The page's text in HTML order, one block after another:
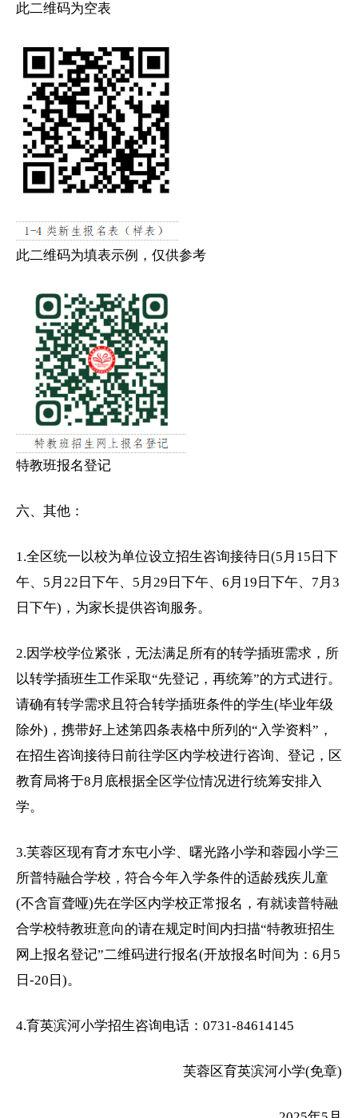
此二维码为空表
此二维码为填表示例，仅供参考
特教班报名登记
六、其他：
1.全区统一以校为单位设立招生咨询接待日(5月15日下
午、5月22日下午、5月29日下午、6月19日下午、7月3
日下午)，为家长提供咨询服务。
2.因学校学位紧张，无法满足所有的转学插班需求，所
以转学插班生工作采取“先登记，再统筹”的方式进行。
请确有转学需求且符合转学插班条件的学生(毕业年级
除外)，携带好上述第四条表格中所列的“入学资料”，
在招生咨询接待日前往学区内学校进行咨询、登记，区
教育局将于8月底根据全区学位情况进行统筹安排入
学。
3.芙蓉区现有育才东屯小学、曙光路小学和蓉园小学三
所普特融合学校，符合今年入学条件的适龄残疾儿童
(不含盲聋哑)先在学区内学校正常报名，有就读普特融
合学校特教班意向的请在规定时间内扫描“特教班招生
网上报名登记”二维码进行报名(开放报名时间为：6月5
日-20日)。
4.育英滨河小学招生咨询电话：0731-84614145
芙蓉区育英滨河小学(免章)